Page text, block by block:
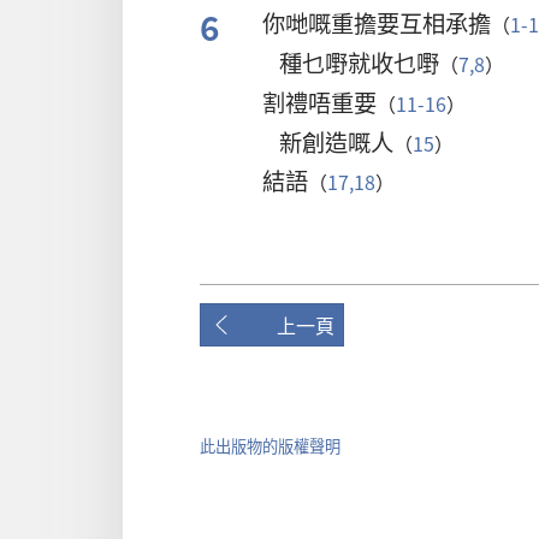
6 你哋嘅重擔要互相承擔（1-
種乜嘢就收乜嘢 （7,8）
割禮唔重要（11-16）
新創造嘅人 （15）
結語（17,18）
上一頁
此出版物的版權聲明